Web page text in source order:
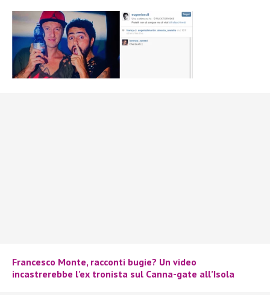
Francesco Monte, racconti bugie? Un video
incastrerebbe l’ex tronista sul Canna-gate all’Isola